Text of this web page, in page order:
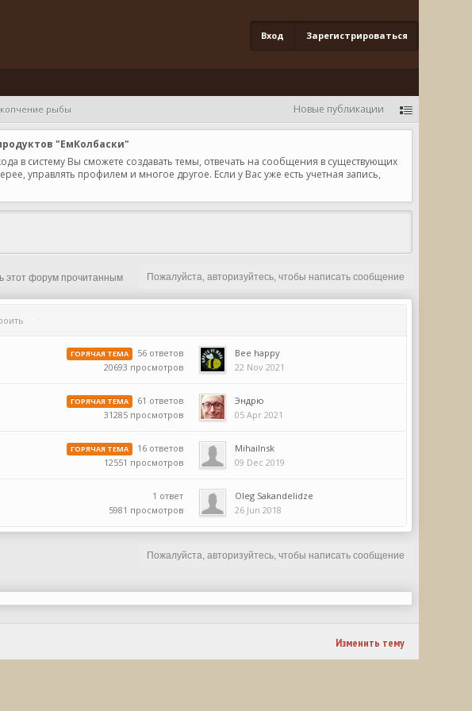
Вход Зарегистрироваться
рыбы Новые публикации
"ЕмКолбаски"
в систему Вы сможете создавать темы, отвечать на сообщения в существующих
управлять профилем и многое другое. Если у Вас уже есть учетная запись,
Пожалуйста, авторизуйтесь, чтобы написать сообщение
этот форум прочитанным
ГОРЯЧАЯ ТЕМА
56 ответов
20693 просмотров
Bee happy
22 Nov 2021
ГОРЯЧАЯ ТЕМА
61 ответов
31285 просмотров
Эндрю
05 Apr 2021
ГОРЯЧАЯ ТЕМА
16 ответов
12551 просмотров
Mihailnsk
09 Dec 2019
1 ответ
5981 просмотров
Oleg Sakandelidze
26 Jun 2018
Пожалуйста, авторизуйтесь, чтобы написать сообщение
Изменить тему